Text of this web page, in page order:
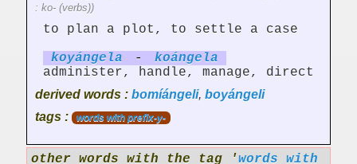
: ko- (verbs))
to plan a plot, to settle a case
koyángela - koángela
administer, handle, manage, direct
derived words : bomíángeli, boyángeli
tags :
words with prefix-y-
other words with the tag 'words with